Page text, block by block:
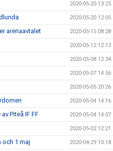
2020-05-20 13:25
2020-05-20 12:05
arenaavtalet 2020-05-15 08:28
2020-05-12 12:13
2020-05-08 12:34
2020-05-07 14:56
2020-05-05 20:26
2020-05-04 14:16
Piteå IF FF 2020-05-04 14:07
2020-05-02 12:21
1 maj 2020-04-29 10:18